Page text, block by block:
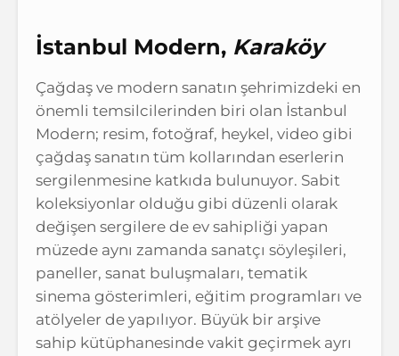
İstanbul Modern, Karaköy
Çağdaş ve modern sanatın şehrimizdeki en
önemli temsilcilerinden biri olan İstanbul
Modern; resim, fotoğraf, heykel, video gibi
çağdaş sanatın tüm kollarından eserlerin
sergilenmesine katkıda bulunuyor. Sabit
koleksiyonlar olduğu gibi düzenli olarak
değişen sergilere de ev sahipliği yapan
müzede aynı zamanda sanatçı söyleşileri,
paneller, sanat buluşmaları, tematik
sinema gösterimleri, eğitim programları ve
atölyeler de yapılıyor. Büyük bir arşive
sahip kütüphanesinde vakit geçirmek ayrı